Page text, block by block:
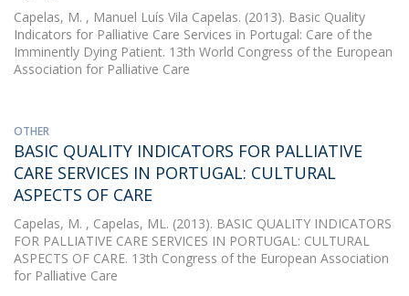
Capelas, M. , Manuel Luís Vila Capelas. (2013). Basic Quality
Indicators for Palliative Care Services in Portugal: Care of the
Imminently Dying Patient. 13th World Congress of the European
Association for Palliative Care
OTHER
BASIC QUALITY INDICATORS FOR PALLIATIVE
CARE SERVICES IN PORTUGAL: CULTURAL
ASPECTS OF CARE
Capelas, M. , Capelas, ML. (2013). BASIC QUALITY INDICATORS
FOR PALLIATIVE CARE SERVICES IN PORTUGAL: CULTURAL
ASPECTS OF CARE. 13th Congress of the European Association
for Palliative Care